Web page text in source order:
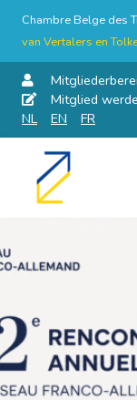
Chambre Belge des
van Vertalers en
Mitglied
NL
EN FR
Skip